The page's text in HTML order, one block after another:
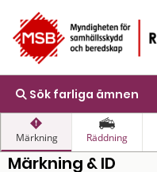
Sök farliga ämnen
Märkning Räddning
Märkning & ID